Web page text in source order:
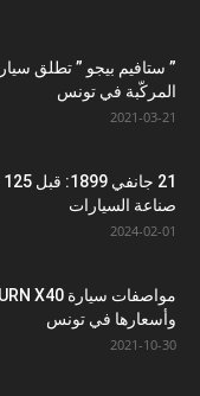
المركّبة في تونس
2021-03-21
صناعة السيارات
2024-02-01
وأسعارها في تونس
2021-10-30